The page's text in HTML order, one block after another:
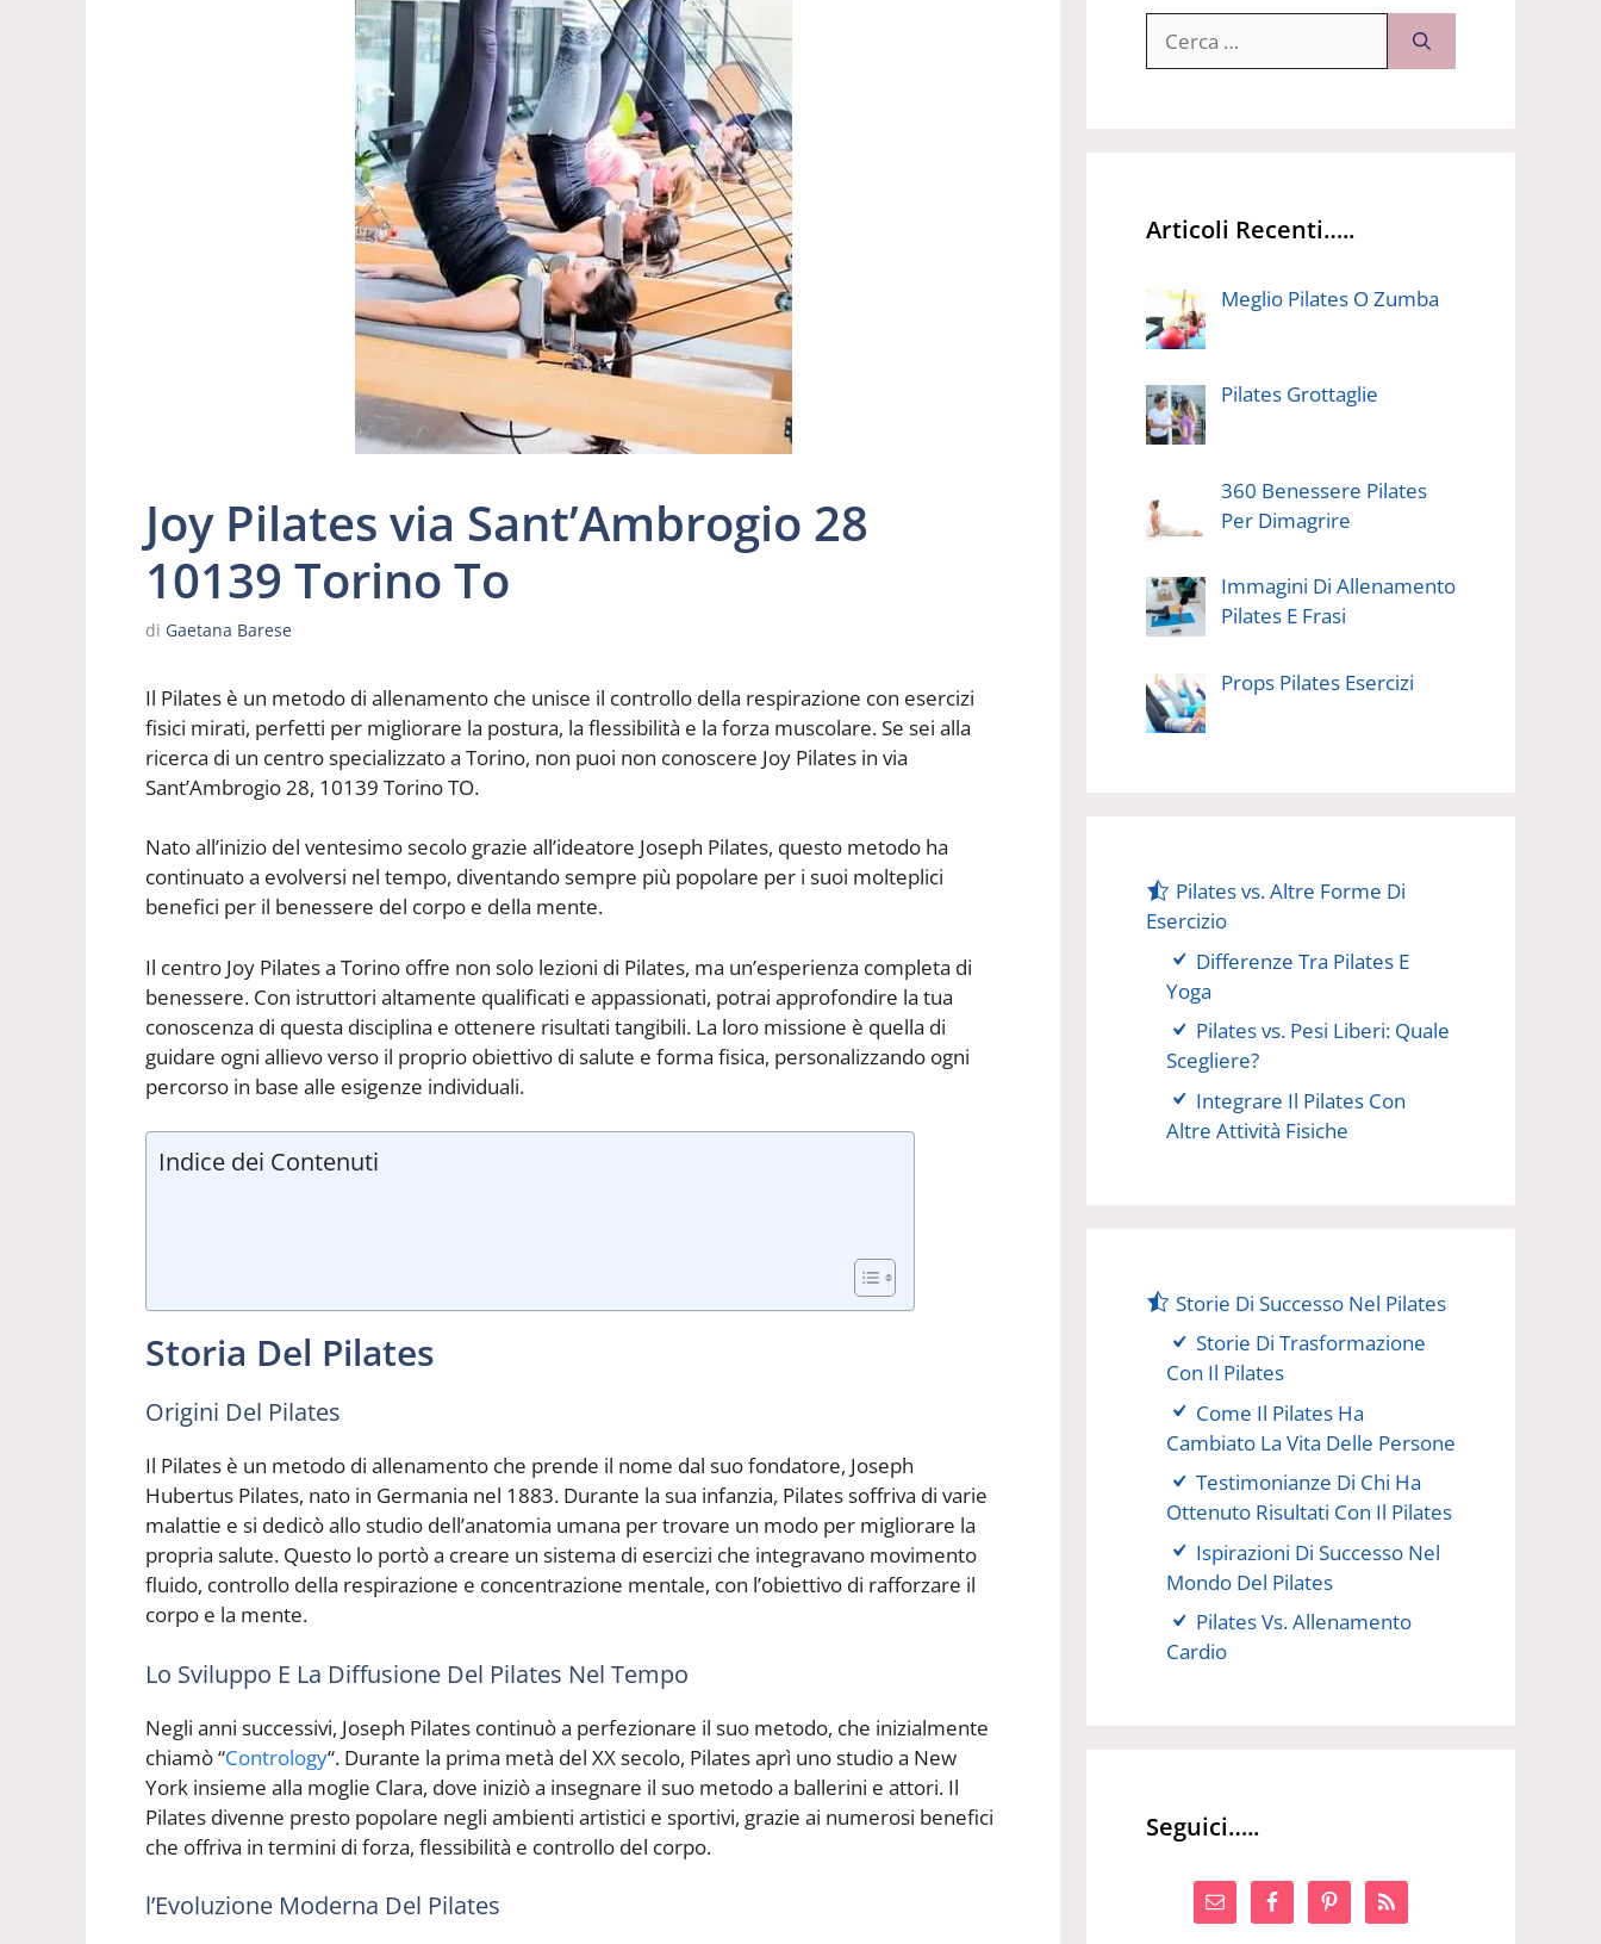
Joy Pilates via Sant’Ambrogio 28
10139 Torino To
di Gaetana Barese
Il Pilates è un metodo di allenamento che unisce il controllo della respirazione con esercizi
fisici mirati, perfetti per migliorare la postura, la flessibilità e la forza muscolare. Se sei alla
ricerca di un centro specializzato a Torino, non puoi non conoscere Joy Pilates in via
Sant’Ambrogio 28, 10139 Torino TO.
Nato all’inizio del ventesimo secolo grazie all’ideatore Joseph Pilates, questo metodo ha
continuato a evolversi nel tempo, diventando sempre più popolare per i suoi molteplici
benefici per il benessere del corpo e della mente.
Il centro Joy Pilates a Torino offre non solo lezioni di Pilates, ma un’esperienza completa di
benessere. Con istruttori altamente qualificati e appassionati, potrai approfondire la tua
conoscenza di questa disciplina e ottenere risultati tangibili. La loro missione è quella di
guidare ogni allievo verso il proprio obiettivo di salute e forma fisica, personalizzando ogni
percorso in base alle esigenze individuali.
Indice dei Contenuti
Storia Del Pilates
Origini Del Pilates
Il Pilates è un metodo di allenamento che prende il nome dal suo fondatore, Joseph
Hubertus Pilates, nato in Germania nel 1883. Durante la sua infanzia, Pilates soffriva di varie
malattie e si dedicò allo studio dell’anatomia umana per trovare un modo per migliorare la
propria salute. Questo lo portò a creare un sistema di esercizi che integravano movimento
fluido, controllo della respirazione e concentrazione mentale, con l’obiettivo di rafforzare il
corpo e la mente.
Lo Sviluppo E La Diffusione Del Pilates Nel Tempo
Negli anni successivi, Joseph Pilates continuò a perfezionare il suo metodo, che inizialmente
chiamò “Contrology“. Durante la prima metà del XX secolo, Pilates aprì uno studio a New
York insieme alla moglie Clara, dove iniziò a insegnare il suo metodo a ballerini e attori. Il
Pilates divenne presto popolare negli ambienti artistici e sportivi, grazie ai numerosi benefici
che offriva in termini di forza, flessibilità e controllo del corpo.
l’Evoluzione Moderna Del Pilates
per:
Articoli Recenti…..
Meglio Pilates O Zumba
Pilates Grottaglie
360 Benessere Pilates
Per Dimagrire
Immagini Di Allenamento
Pilates E Frasi
Props Pilates Esercizi
Pilates vs. Altre Forme Di
Esercizio
Differenze Tra Pilates E
Yoga
Pilates vs. Pesi Liberi: Quale
Scegliere?
Integrare Il Pilates Con
Altre Attività Fisiche
Storie Di Successo Nel Pilates
Storie Di Trasformazione
Con Il Pilates
Come Il Pilates Ha
Cambiato La Vita Delle Persone
Testimonianze Di Chi Ha
Ottenuto Risultati Con Il Pilates
Ispirazioni Di Successo Nel
Mondo Del Pilates
Pilates Vs. Allenamento
Cardio
Seguici…..